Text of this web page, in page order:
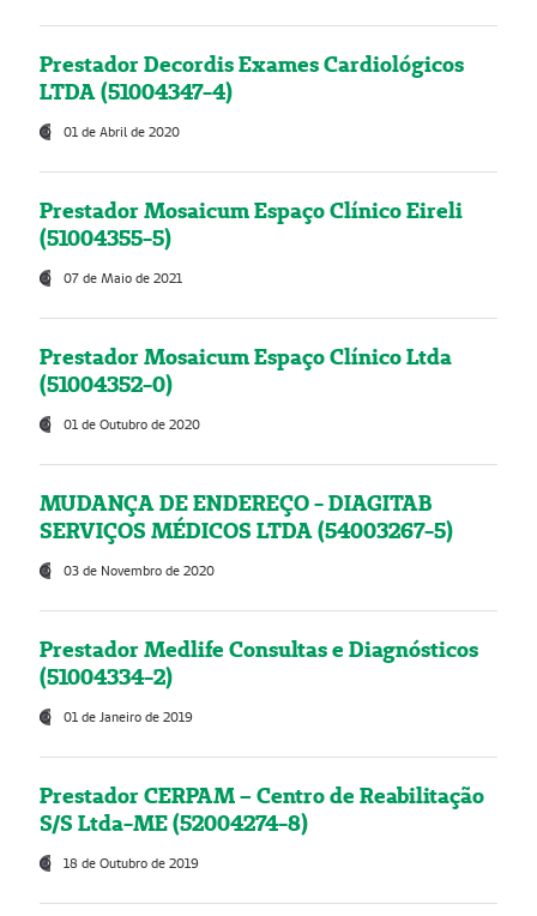
Prestador Decordis Exames Cardiológicos
LTDA (51004347-4)
01 de Abril de 2020
Prestador Mosaicum Espaço Clínico Eireli
(51004355-5)
07 de Maio de 2021
Prestador Mosaicum Espaço Clínico Ltda
(51004352-0)
01 de Outubro de 2020
MUDANÇA DE ENDEREÇO - DIAGITAB
SERVIÇOS MÉDICOS LTDA (54003267-5)
03 de Novembro de 2020
Prestador Medlife Consultas e Diagnósticos
(51004334-2)
01 de Janeiro de 2019
Prestador CERPAM – Centro de Reabilitação
S/S Ltda-ME (52004274-8)
18 de Outubro de 2019